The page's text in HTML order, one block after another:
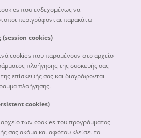
που ενδεχομένως να
περιγράφονται παρακάτω
cookies)
cookies που παραμένουν στο αρχείο
πλοήγησης της συσκευής σας
επίσκεψής σας και διαγράφονται
πλοήγησης.
cookies)
των cookies του προγράμματος
σας ακόμα και αφότου κλείσει το